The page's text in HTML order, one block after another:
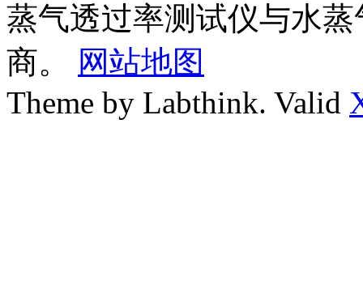
蒸气透过率测试仪与水
商。
网站地图
Theme by Labthink. Valid